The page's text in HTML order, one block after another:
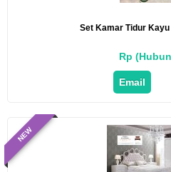
Set Kamar Tidur
Rp
Email
NEW